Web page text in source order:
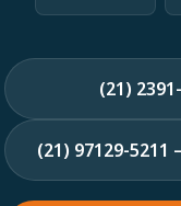
(21)
(21) 97129-